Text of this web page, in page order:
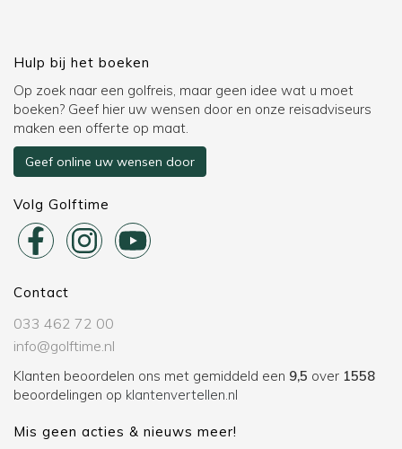
Hulp bij het boeken
Op zoek naar een golfreis, maar geen idee wat u moet
boeken? Geef hier uw wensen door en onze reisadviseurs
maken een offerte op maat.
Geef online uw wensen door
Volg Golftime
Contact
033 462 72 00
info@golftime.nl
Klanten beoordelen ons met gemiddeld een 9,5 over 1558
beoordelingen op klantenvertellen.nl
Mis geen acties & nieuws meer!